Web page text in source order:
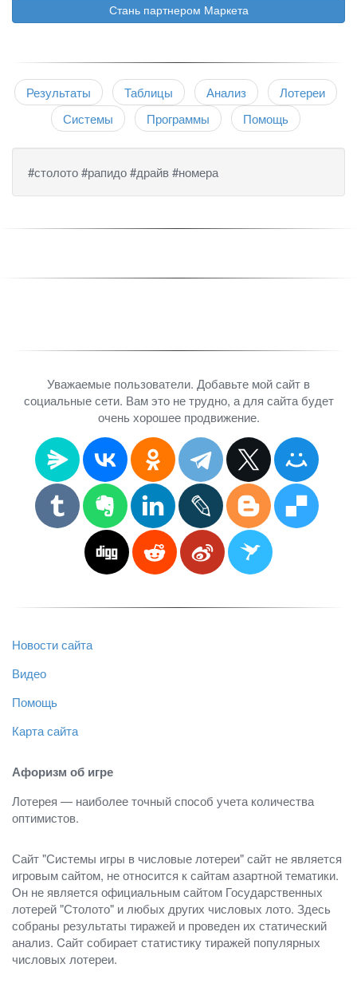
Стань партнером Маркета
Результаты Таблицы Анализ
Лотереи
Системы
Программы Помощь
#столото #рапидо #драйв #номера
Уважаемые пользователи. Добавьте мой сайт в
социальные сети. Вам это не трудно, а для сайта будет
очень хорошее продвижение.
Новости сайта
Видео
Помощь
Карта сайта
Афоризм об игре
Лотерея — наиболее точный способ учета количества
оптимистов.
Сайт "Системы игры в числовые лотереи" сайт не является
игровым сайтом, не относится к сайтам азартной тематики.
Он не является официальным сайтом Государственных
лотерей "Столото" и любых других числовых лото. Здесь
собраны результаты тиражей и проведен их статический
анализ. Cайт собирает статистику тиражей популярных
числовых лотереи.